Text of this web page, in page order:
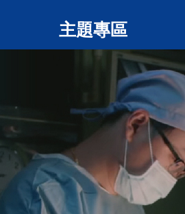
主題專區